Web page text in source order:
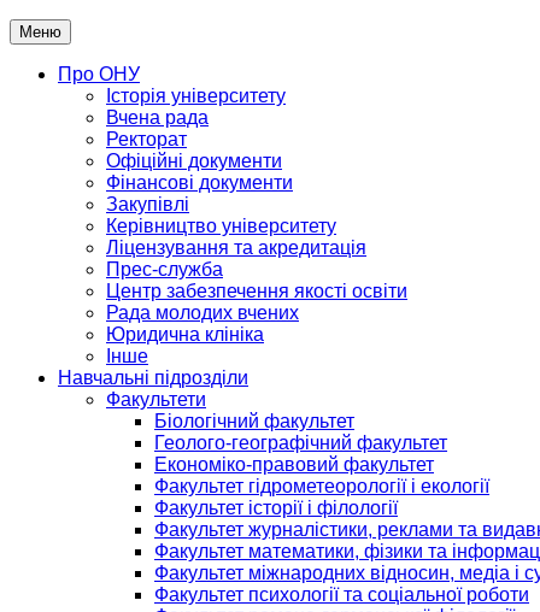
Меню
Про ОНУ
Історія університету
Вчена рада
Ректорат
Офіційні документи
Фінансові документи
Закупівлі
Керівництво університету
Ліцензування та акредитація
Прес-служба
Центр забезпечення якості освіти
Рада молодих вчених
Юридична клініка
Інше
Навчальні підрозділи
Факультети
Біологічний факультет
Геолого-географічний факультет
Економіко-правовий факультет
Факультет гідрометеорології і екології
Факультет історії і філології
Факультет журналістики, реклами та
Факультет математики, фізики та
Факультет міжнародних відносин, медіа і
Факультет психології та соціальної роботи